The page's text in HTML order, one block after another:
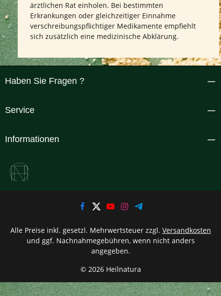
ärztlichen Rat einholen. Bei bestimmten
Erkrankungen oder gleichzeitiger Einnahme
verschreibungspflichtiger Medikamente empfiehlt
sich zusätzlich eine medizinische Abklärung.
Haben Sie Fragen ?
Service
Informationen
© 2026 Heilnatura
Alle Preise inkl. gesetzl. Mehrwertsteuer zzgl. Versandkosten
und ggf. Nachnahmegebühren, wenn nicht anders
angegeben.